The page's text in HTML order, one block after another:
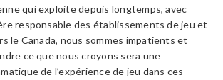
qui exploite depuis longtemps, avec
responsable des établissements de jeu et
le Canada, nous sommes impatients et
ce que nous croyons sera une
de l’expérience de jeu dans ces